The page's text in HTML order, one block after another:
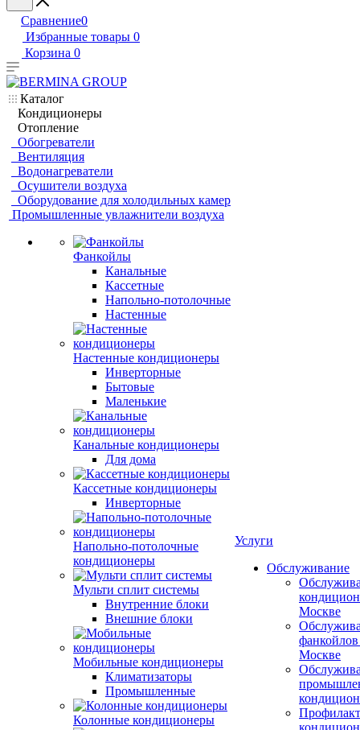
Сравнение0
Избранные товары 0
Корзина 0
Каталог
Кондиционеры
Отопление
Обогреватели
Вентиляция
Водонагреватели
Осушители воздуха
Оборудование для холодильных камер
Промышленные увлажнители воздуха
Фанкойлы
Канальные
Кассетные
Напольно-потолочные
Настенные
Настенные кондиционеры
Инверторные
Бытовые
Маленькие
Канальные кондиционеры
Для дома
Кассетные кондиционеры
Инверторные
Напольно-потолочные
кондиционеры
Мульти сплит системы
Внутренние блоки
Внешние блоки
Мобильные кондиционеры
Климатизаторы
Промышленные
Колонные кондиционеры
Услуги
Обслуживание
Москве
Москве